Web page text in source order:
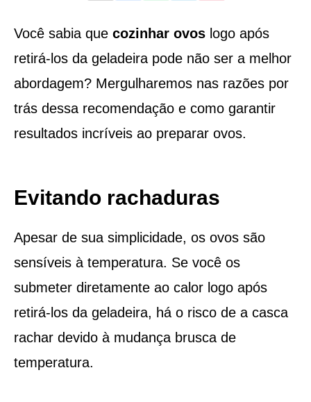
Você sabia que cozinhar ovos logo após
retirá-los da geladeira pode não ser a melhor
abordagem? Mergulharemos nas razões por
trás dessa recomendação e como garantir
resultados incríveis ao preparar ovos.
Evitando rachaduras
Apesar de sua simplicidade, os ovos são
sensíveis à temperatura. Se você os
submeter diretamente ao calor logo após
retirá-los da geladeira, há o risco de a casca
rachar devido à mudança brusca de
temperatura.